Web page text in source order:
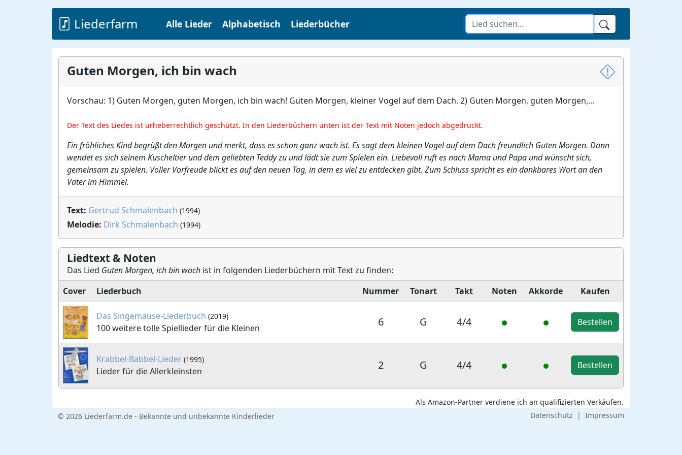
Liederfarm Alle Lieder Alphabetisch Liederbücher
Guten Morgen, ich bin wach
Vorschau: 1) Guten Morgen, guten Morgen, ich bin wach! Guten Morgen, kleiner Vogel auf dem Dach. 2) Guten Morgen, guten Morgen,...
Der Text des Liedes ist urheberrechtlich geschützt. In den Liederbüchern unten ist der Text mit Noten jedoch abgedruckt.
Ein fröhliches Kind begrüßt den Morgen und merkt, dass es schon ganz wach ist. Es sagt dem kleinen Vogel auf dem Dach freundlich Guten Morgen. Dann
wendet es sich seinem Kuscheltier und dem geliebten Teddy zu und lädt sie zum Spielen ein. Liebevoll ruft es nach Mama und Papa und wünscht sich,
gemeinsam zu spielen. Voller Vorfreude blickt es auf den neuen Tag, in dem es viel zu entdecken gibt. Zum Schluss spricht es ein dankbares Wort an den
Vater im Himmel.
Text: Gertrud Schmalenbach (1994)
Melodie: Dirk Schmalenbach (1994)
Liedtext & Noten
Das Lied Guten Morgen, ich bin wach ist in folgenden Liederbüchern mit Text zu finden:
Cover
Liederbuch Nummer Tonart Takt Noten Akkorde Kaufen
Das Singemäuse-Liederbuch (2019)
100 weitere tolle Spiellieder für die Kleinen 6 G 4/4 Bestellen
Krabbel-Babbel-Lieder (1995)
Lieder für die Allerkleinsten 2 G 4/4 Bestellen
Als Amazon-Partner verdiene ich an qualifizierten Verkäufen.
© 2026 Liederfarm.de - Bekannte und unbekannte Kinderlieder
Datenschutz | Impressum